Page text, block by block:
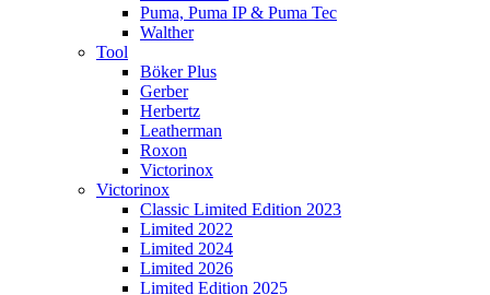
Puma, Puma IP & Puma Tec
Walther
Tool
Böker Plus
Gerber
Herbertz
Leatherman
Roxon
Victorinox
Victorinox
Classic Limited Edition 2023
Limited 2022
Limited 2024
Limited 2026
Limited Edition 2025